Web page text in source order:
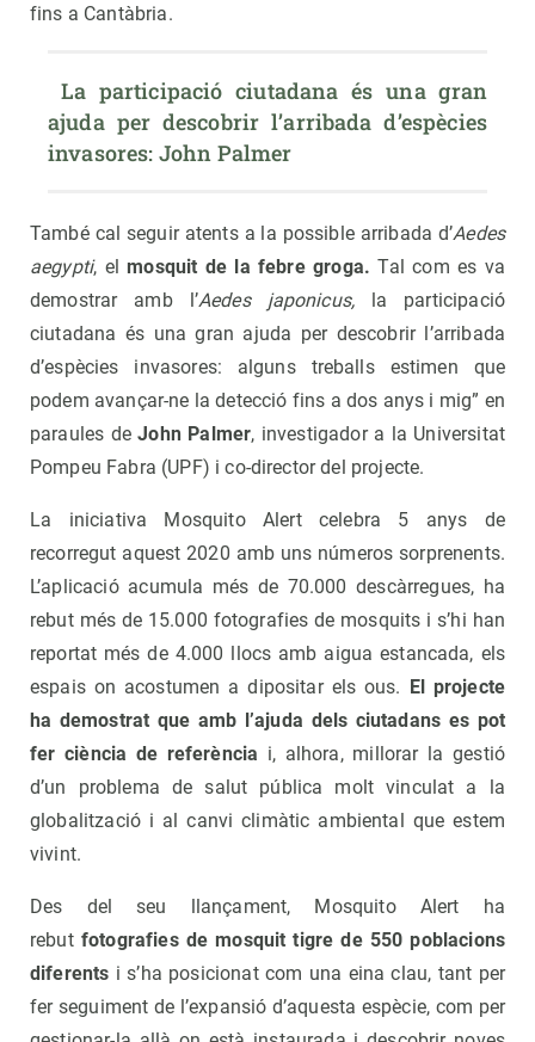
fins a Cantàbria.
La participació ciutadana és una gran
ajuda per descobrir l’arribada d’espècies
invasores: John Palmer
També cal seguir atents a la possible arribada d’Aedes
aegypti, elmosquit de la febre groga.Tal com es va
demostrar amb l’Aedes japonicus, la participació
ciutadana és una gran ajuda per descobrir l’arribada
d’espècies invasores: alguns treballs estimen que
podem avançar-ne la detecció fins a dos anys i mig” en
paraules deJohn Palmer, investigador a la Universitat
Pompeu Fabra (UPF) i co-director del projecte.
La iniciativa Mosquito Alert celebra 5 anys de
recorregut aquest 2020 amb uns números sorprenents.
L’aplicació acumula més de 70.000 descàrregues, ha
rebut més de 15.000 fotografies de mosquits i s’hi han
reportat més de 4.000 llocs amb aigua estancada, els
espais on acostumen a dipositar els ous. El projecte
ha demostrat que amb l’ajuda dels ciutadans es pot
fer ciència de referència i, alhora, millorar la gestió
d’un problema de salut pública molt vinculat a la
globalització i al canvi climàtic ambiental que estem
vivint.
Des del seu llançament, Mosquito Alert ha
rebut fotografies de mosquit tigre de 550 poblacions
diferents i s’ha posicionat com una eina clau, tant per
fer seguiment de l’expansió d’aquesta espècie, com per